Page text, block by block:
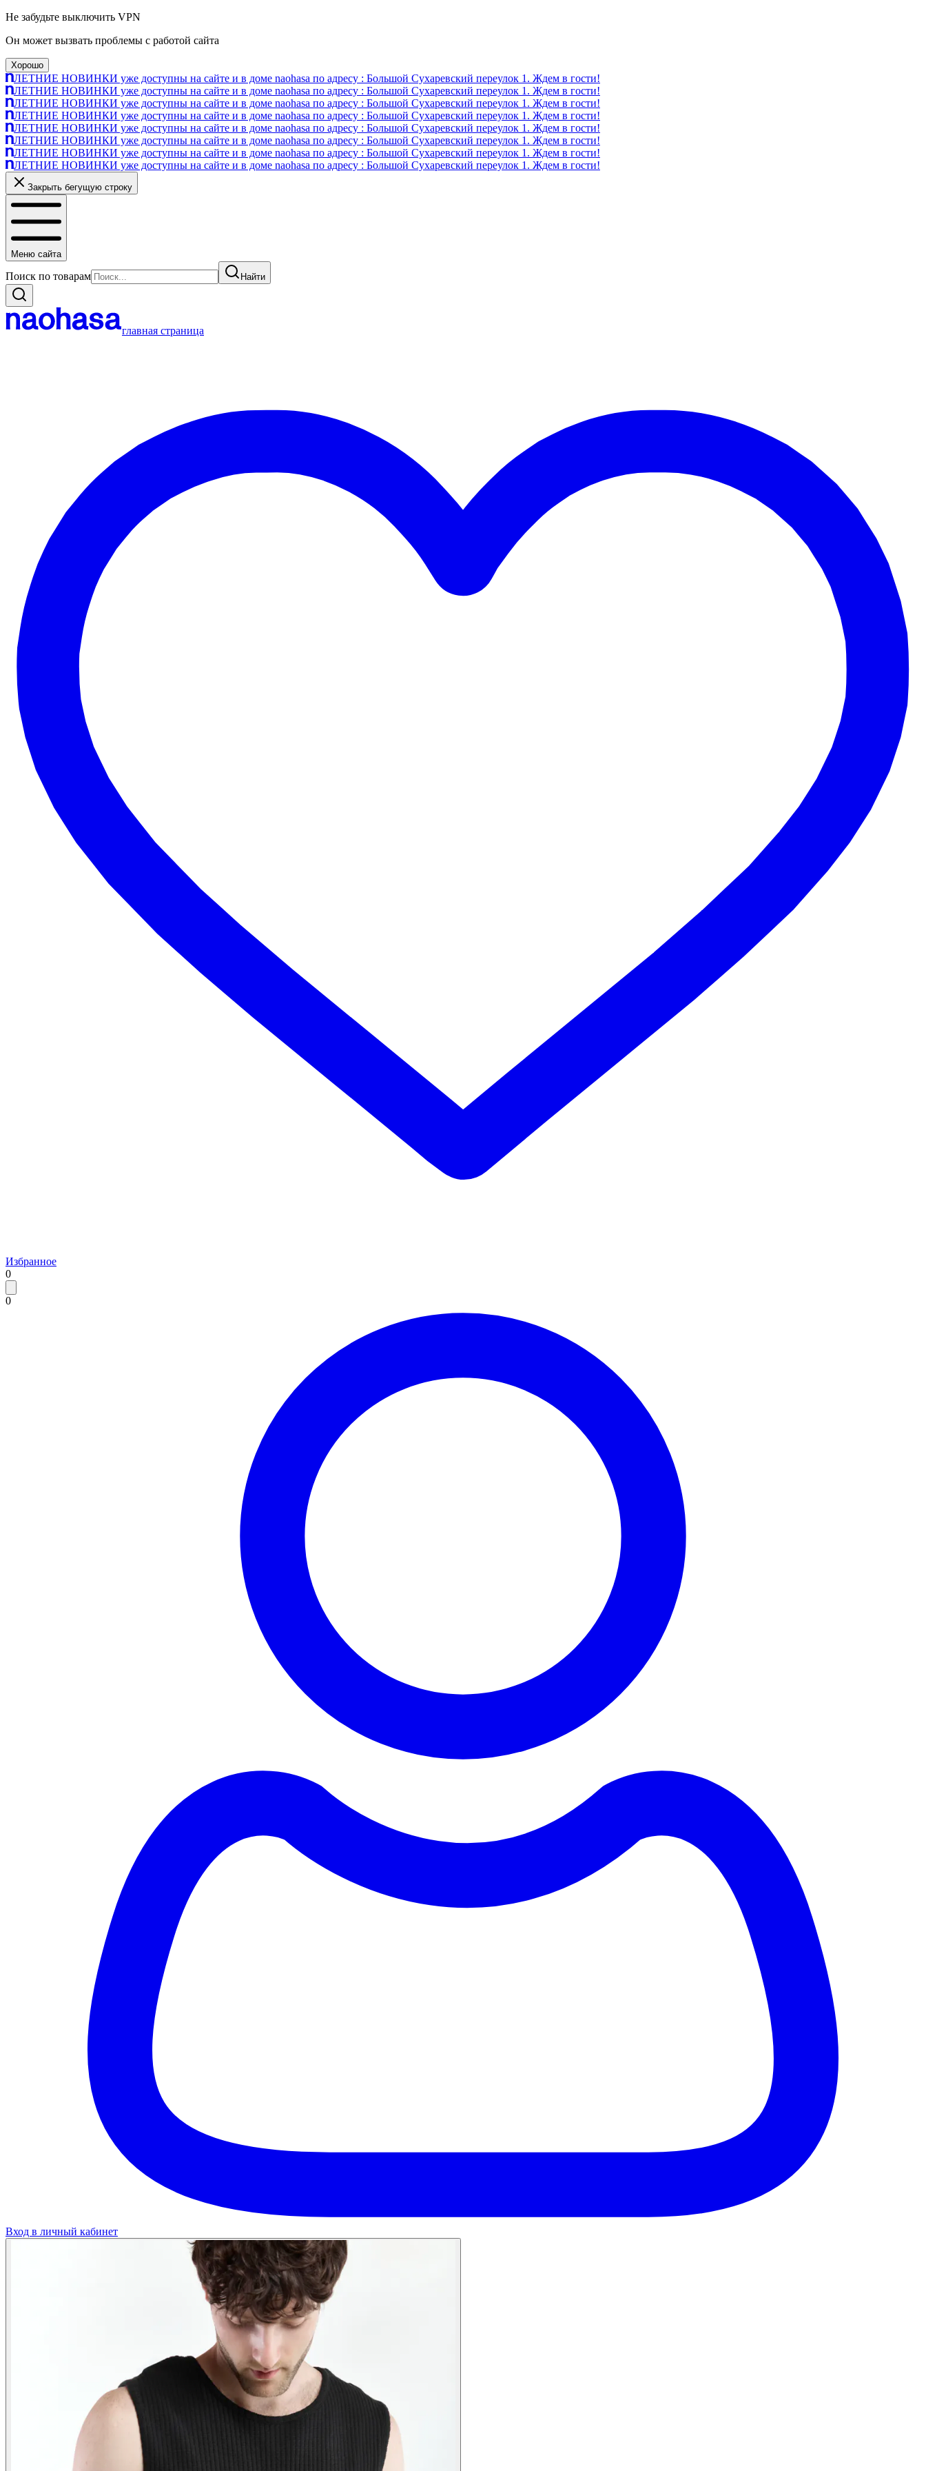
Не забудьте выключить VPN
Он может вызвать проблемы с работой сайта
Хорошо
ЛЕТНИЕ НОВИНКИ уже доступны на сайте и в доме naohasa по адресу : Большой Сухаревский переулок 1. Ждем в гости!
ЛЕТНИЕ НОВИНКИ уже доступны на сайте и в доме naohasa по адресу : Большой Сухаревский переулок 1. Ждем в гости!
ЛЕТНИЕ НОВИНКИ уже доступны на сайте и в доме naohasa по адресу : Большой Сухаревский переулок 1. Ждем в гости!
ЛЕТНИЕ НОВИНКИ уже доступны на сайте и в доме naohasa по адресу : Большой Сухаревский переулок 1. Ждем в гости!
ЛЕТНИЕ НОВИНКИ уже доступны на сайте и в доме naohasa по адресу : Большой Сухаревский переулок 1. Ждем в гости!
ЛЕТНИЕ НОВИНКИ уже доступны на сайте и в доме naohasa по адресу : Большой Сухаревский переулок 1. Ждем в гости!
ЛЕТНИЕ НОВИНКИ уже доступны на сайте и в доме naohasa по адресу : Большой Сухаревский переулок 1. Ждем в гости!
ЛЕТНИЕ НОВИНКИ уже доступны на сайте и в доме naohasa по адресу : Большой Сухаревский переулок 1. Ждем в гости!
Закрыть бегущую строку
Меню сайта
Поиск по товарам Найти
главная страница
Избранное
0
0
Вход в личный кабинет